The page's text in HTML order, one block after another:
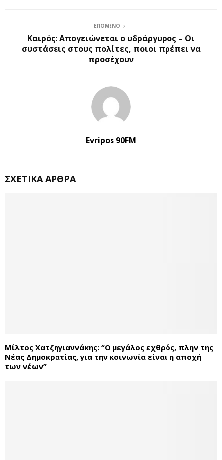
ΕΠΌΜΕΝΟ
Καιρός: Απογειώνεται ο υδράργυρος – Οι
συστάσεις στους πολίτες, ποιοι πρέπει να
προσέχουν
Evripos 90FM
ΣΧΕΤΙΚΆ ΆΡΘΡΑ
Μίλτος Χατζηγιαννάκης: “Ο μεγάλος εχθρός, πλην της
Νέας Δημοκρατίας, για την κοινωνία είναι η αποχή
των νέων”